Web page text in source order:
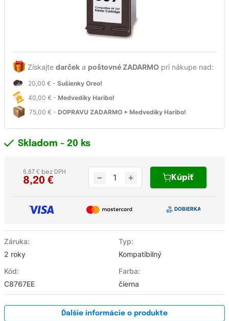
Získajte darček a poštovné ZADARMO pri nákupe nad:
20,00 € - Sušienky Oreo!
40,00 € - Medvedíky Haribo!
75,00 € - DOPRAVU ZADARMO + Medvedíky Haribo!
Záruka:
2 roky
Typ:
Kompatibilný
Kód:
C8767EE
Farba:
čierna
Skladom - 20 ks
8,20 €
6,67 € bez DPH
Kúpiť
Ďalšie informácie o produkte